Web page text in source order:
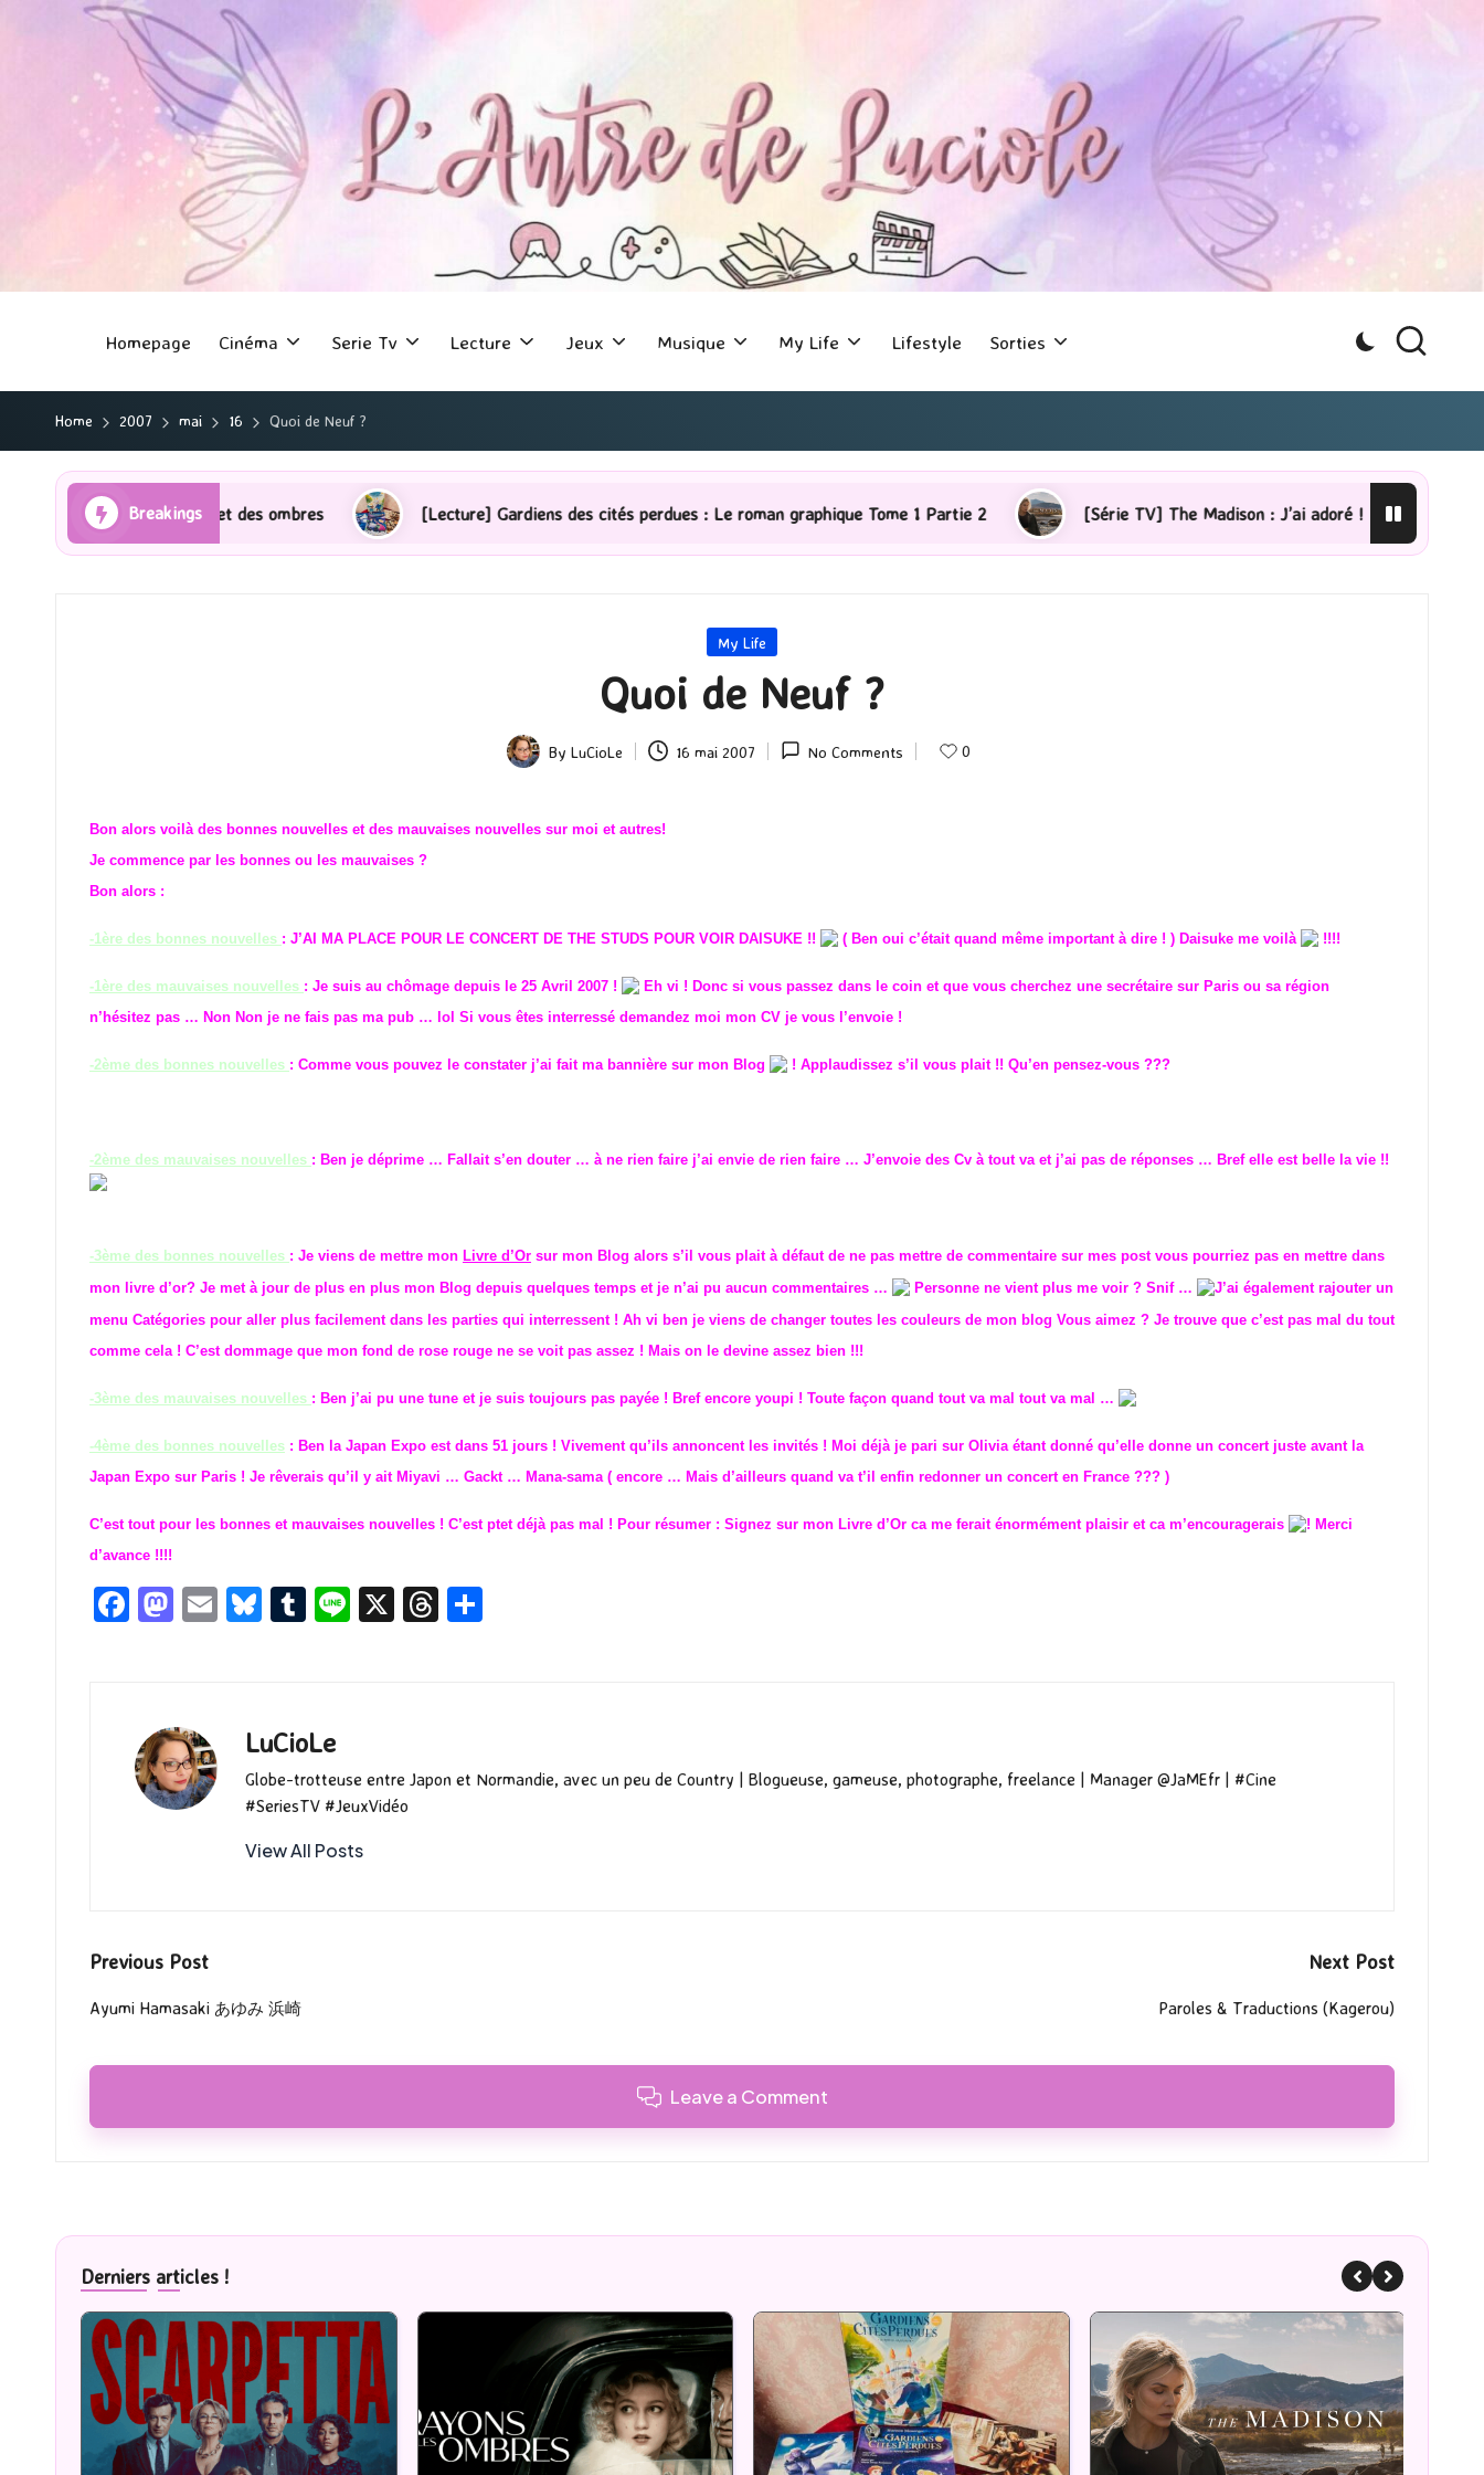
Homepage Cinéma Serie Tv Lecture Jeux Musique My Life Lifestyle Sorties
Home 2007 mai 16 Quoi de Neuf ?
Breakings
Rayons et des ombres [Lecture] Gardiens des cités perdues : Le roman graphique Tome 1 Partie 2 [Série TV] The Madison : J’ai adoré ! [Lecture] La femme
Posted
My Life
Quoi de Neuf ?
Posted
By LuCioLe 16 mai 2007 No Comments 0
Bon alors voilà des bonnes nouvelles et des mauvaises nouvelles sur moi et autres!
Je commence par les bonnes ou les mauvaises ?
Bon alors :
-1ère des bonnes nouvelles : J’AI MA PLACE POUR LE CONCERT DE THE STUDS POUR VOIR DAISUKE !! ( Ben oui c’était quand même important à dire ! ) Daisuke me voilà !!!!
-1ère des mauvaises nouvelles : Je suis au chômage depuis le 25 Avril 2007 !
Eh vi ! Donc si vous passez dans le coin et que vous cherchez une secrétaire sur Paris ou sa région
n’hésitez pas … Non Non je ne fais pas ma pub … lol Si vous êtes interressé demandez moi mon CV je vous l’envoie !
-2ème des bonnes nouvelles : Comme vous pouvez le constater j’ai fait ma bannière sur mon Blog ! Applaudissez s’il vous plait !! Qu’en pensez-vous ???
-2ème des mauvaises nouvelles : Ben je déprime … Fallait s’en douter … à ne rien faire j’ai envie de rien faire … J’envoie des Cv à tout va et j’ai pas de réponses … Bref elle est belle la vie !!
-3ème des bonnes nouvelles : Je viens de mettre mon Livre d’Or sur mon Blog alors s’il vous plait à défaut de ne pas mettre de commentaire sur mes post vous pourriez pas en mettre dans
mon livre d’or? Je met à jour de plus en plus mon Blog depuis quelques temps et je n’ai pu aucun commentaires …
Personne ne vient plus me voir ? Snif …
J’ai également rajouter un
menu Catégories pour aller plus facilement dans les parties qui interressent ! Ah vi ben je viens de changer toutes les couleurs de mon blog Vous aimez ? Je trouve que c’est pas mal du tout
comme cela ! C’est dommage que mon fond de rose rouge ne se voit pas assez ! Mais on le devine assez bien !!!
-3ème des mauvaises nouvelles : Ben j’ai pu une tune et je suis toujours pas payée ! Bref encore youpi ! Toute façon quand tout va mal tout va mal …
-4ème des bonnes nouvelles : Ben la Japan Expo est dans 51 jours ! Vivement qu’ils annoncent les invités ! Moi déjà je pari sur Olivia étant donné qu’elle donne un concert juste avant la
Japan Expo sur Paris ! Je rêverais qu’il y ait Miyavi … Gackt … Mana-sama ( encore … Mais d’ailleurs quand va t’il enfin redonner un concert en France ??? )
C’est tout pour les bonnes et mauvaises nouvelles ! C’est ptet déjà pas mal ! Pour résumer : Signez sur mon Livre d’Or ca me ferait énormément plaisir et ca m’encouragerais
! Merci
d’avance !!!!
Fa
o
k
M
o
n
E
Bl T
r
Li X
T
LuCioLe
Globe-trotteuse entre Japon et Normandie, avec un peu de Country | Blogueuse, gameuse, photographe, freelance | Manager @JaMEfr | #Cine
#SeriesTV #JeuxVidéo
View All Posts
Post
navigation
Previous Post
Ayumi Hamasaki あゆみ 浜崎
Next Post
Paroles & Traductions (Kagerou)
Leave a Comment
Derniers articles !